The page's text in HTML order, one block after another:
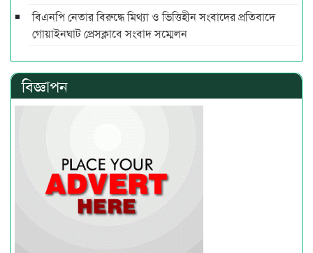
বিএনপি নেতার বিরুদ্ধে মিথ্যা ও ভিত্তিহীন সংবাদের প্রতিবাদে
গোয়াইনঘাট প্রেসক্লাবে সংবাদ সম্মেলন
বিজ্ঞাপন